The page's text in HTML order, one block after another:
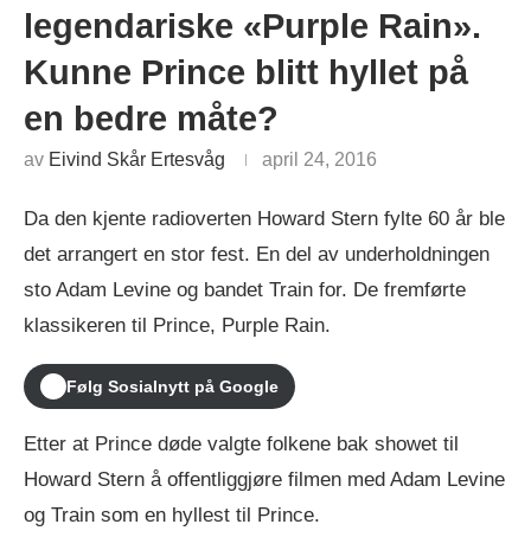
legendariske «Purple Rain».
Kunne Prince blitt hyllet på
en bedre måte?
av Eivind Skår Ertesvåg april 24, 2016
Da den kjente radioverten Howard Stern fylte 60 år ble
det arrangert en stor fest. En del av underholdningen
sto Adam Levine og bandet Train for. De fremførte
klassikeren til Prince, Purple Rain.
Følg Sosialnytt på Google
Etter at Prince døde valgte folkene bak showet til
Howard Stern å offentliggjøre filmen med Adam Levine
og Train som en hyllest til Prince.